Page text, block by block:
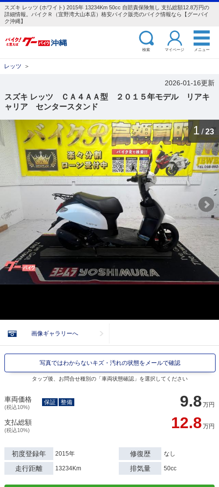
スズキ レッツ (ホワイト) 2015年 13234Km 50cc 自賠責保険無し 支払総額12.8万円の
詳細情報。バイクＲ（宜野湾大山本店）格安バイク販売のバイク情報なら【グーバイ
ク沖縄】
検索 マイページ メニュー
レッツ ＞
2026-01-16更新
スズキ レッツ ＣＡ４ＡＡ型 ２０１５年モデル リアキ
ャリア センタースタンド
1 / 23
画像ギャラリーへ
写真ではわからないキズ・汚れの状態をメールで確認
タップ後、お問合せ種別の「車両状態確認」を選択してください
車両価格
(税込10%) 9.8 万円
保証 整備
支払総額
(税込10%) 12.8 万円
初度登録年 2015年 修復歴 なし
走行距離 13234Km 排気量 50cc